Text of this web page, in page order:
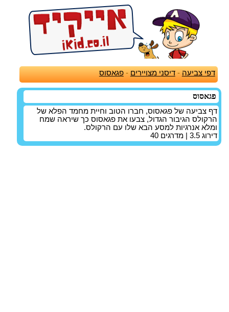
דפי צביעה -דיסני מצויירים -פגאסוס
פגאסוס
דף צביעה של פגאסוס, חברו הטוב וחיית מחמד הפלא של
הרקולס הגיבור הגדול, צבעו את פגאסוס כך שיראה שמח
ומלא אנרגיות למסע הבא שלו עם הרקולס.
דירוג 3.5 | מדרגים 40